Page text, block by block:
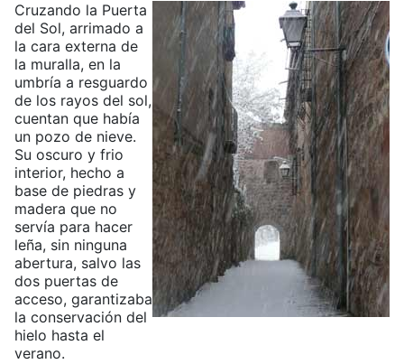
Cruzando la Puerta
del Sol, arrimado a
la cara externa de
la muralla, en la
umbría a resguardo
de los rayos del sol,
cuentan que había
un pozo de nieve.
Su oscuro y frio
interior, hecho a
base de piedras y
madera que no
servía para hacer
leña, sin ninguna
abertura, salvo las
dos puertas de
acceso, garantizaba
la conservación del
hielo hasta el
verano.